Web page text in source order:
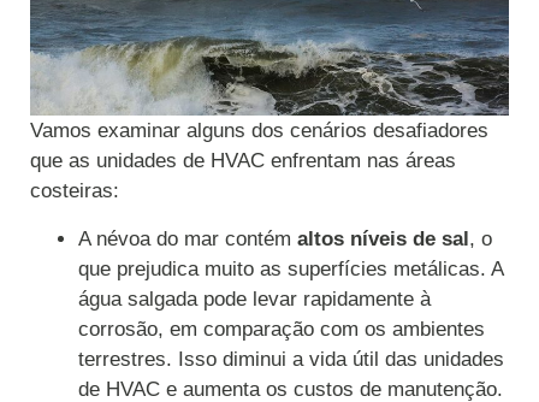
Vamos examinar alguns dos cenários desafiadores
que as unidades de HVAC enfrentam nas áreas
costeiras:
A névoa do mar contém altos níveis de sal, o
que prejudica muito as superfícies metálicas. A
água salgada pode levar rapidamente à
corrosão, em comparação com os ambientes
terrestres. Isso diminui a vida útil das unidades
de HVAC e aumenta os custos de manutenção.